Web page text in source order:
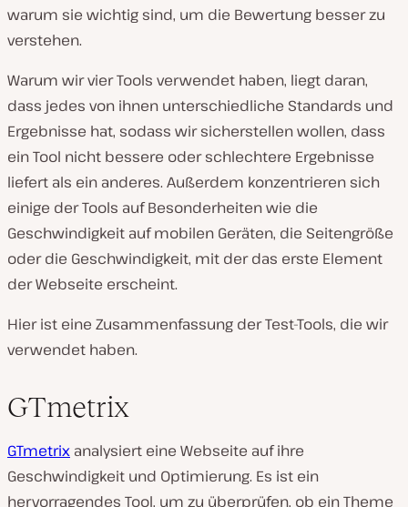
warum sie wichtig sind, um die Bewertung besser zu
verstehen.
Warum wir vier Tools verwendet haben, liegt daran,
dass jedes von ihnen unterschiedliche Standards und
Ergebnisse hat, sodass wir sicherstellen wollen, dass
ein Tool nicht bessere oder schlechtere Ergebnisse
liefert als ein anderes. Außerdem konzentrieren sich
einige der Tools auf Besonderheiten wie die
Geschwindigkeit auf mobilen Geräten, die Seitengröße
oder die Geschwindigkeit, mit der das erste Element
der Webseite erscheint.
Hier ist eine Zusammenfassung der Test-Tools, die wir
verwendet haben.
GTmetrix
GTmetrix analysiert eine Webseite auf ihre
Geschwindigkeit und Optimierung. Es ist ein
hervorragendes Tool, um zu überprüfen, ob ein Theme